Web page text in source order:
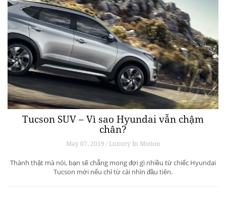
Tucson SUV – Vì sao Hyundai vẫn chậm
chân?
May 07, 2019 / Luxury In Motion
Thành thật mà nói, bạn sẽ chẳng mong đợi gì nhiều từ chiếc Hyundai
Tucson mới nếu chỉ từ cái nhìn đầu tiên.